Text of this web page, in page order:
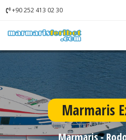
+90 252 413 02 30
Marmaris
Marmaris -